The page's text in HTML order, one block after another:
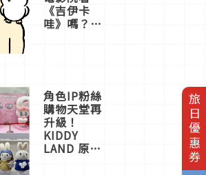
旅日優惠券
《吉伊卡
哇》嗎？日
一同給出了
答案
角色IP粉絲
購物天堂再
升級！
KIDDY
LAND 原宿